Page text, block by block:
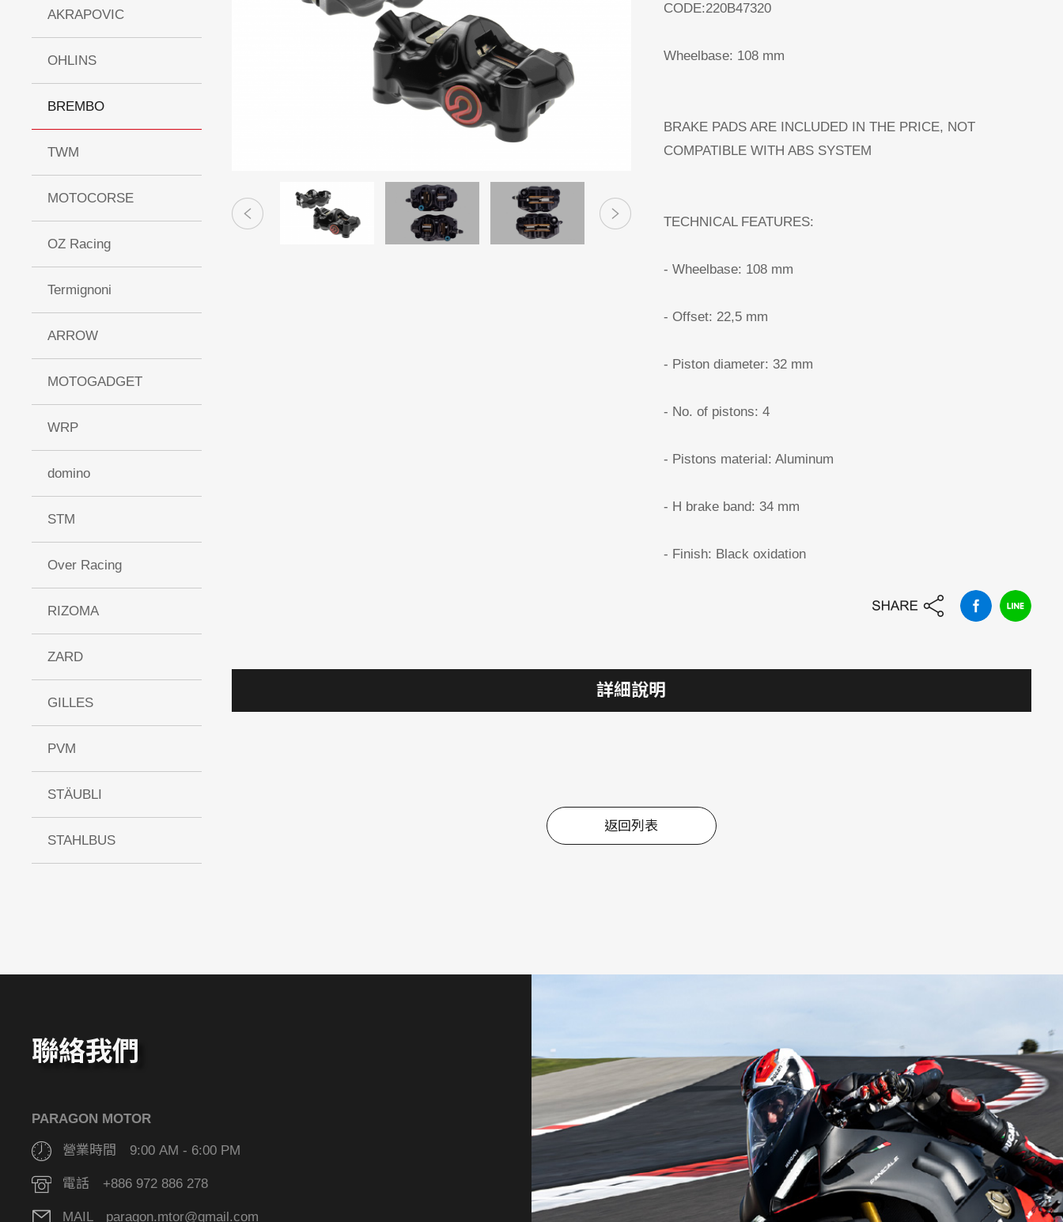
AKRAPOVIC
OHLINS
BREMBO
TWM
MOTOCORSE
OZ Racing
Termignoni
ARROW
MOTOGADGET
WRP
domino
STM
Over Racing
RIZOMA
ZARD
GILLES
PVM
STÄUBLI
STAHLBUS
CODE:220B47320
Wheelbase: 108 mm
BRAKE PADS ARE INCLUDED IN THE PRICE, NOT
COMPATIBLE WITH ABS SYSTEM
TECHNICAL FEATURES:
- Wheelbase: 108 mm
- Offset: 22,5 mm
- Piston diameter: 32 mm
- No. of pistons: 4
- Pistons material: Aluminum
- H brake band: 34 mm
- Finish: Black oxidation
詳細說明
返回列表
聯絡我們
PARAGON MOTOR
營業時間 9:00 AM - 6:00 PM
電話 +886 972 886 278
MAIL paragon.mtor@gmail.com